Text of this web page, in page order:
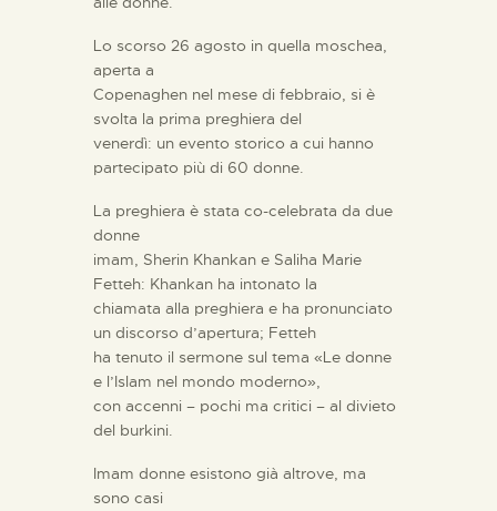
Lo scorso 26 agosto in quella moschea,
aperta a
Copenaghen nel mese di febbraio, si è
svolta la prima preghiera del
venerdì: un evento storico a cui hanno
partecipato più di 60 donne.
La preghiera è stata co-celebrata da due
donne
imam, Sherin Khankan e Saliha Marie
Fetteh: Khankan ha intonato la
chiamata alla preghiera e ha pronunciato
un discorso d’apertura; Fetteh
ha tenuto il sermone sul tema «Le donne
e l’Islam nel mondo moderno»,
con accenni – pochi ma critici – al divieto
del burkini.
Imam donne esistono già altrove, ma
sono casi